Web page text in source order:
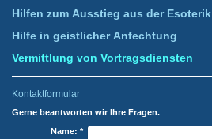
Hilfen zum Ausstieg aus der Esoterik
Hilfe in geistlicher Anfechtung
Vermittlung von Vortragsdiensten
Kontaktformular
Gerne beantworten wir Ihre Fragen.
Name: *